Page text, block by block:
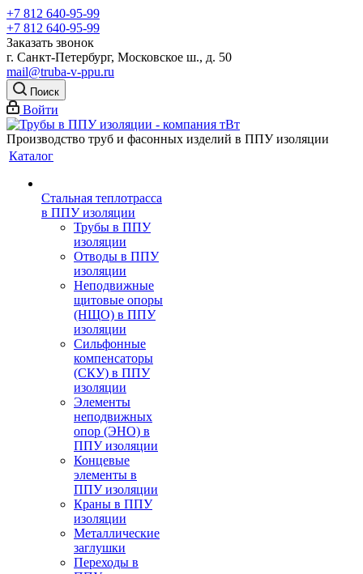
+7 812 640-95-99
+7 812 640-95-99
Заказать звонок
г. Санкт-Петербург, Московское ш., д. 50
mail@truba-v-ppu.ru
Поиск
Войти
Производство труб и фасонных изделий в ППУ изоляции
Каталог
Стальная теплотрасса
в ППУ изоляции
Трубы в ППУ
изоляции
Отводы в ППУ
изоляции
Неподвижные
щитовые опоры
(НЩО) в ППУ
изоляции
Cильфонные
компенсаторы
(СКУ) в ППУ
изоляции
Элементы
неподвижных
опор (ЭНО) в
ППУ изоляции
Концевые
элементы в
ППУ изоляции
Краны в ППУ
изоляции
Металлические
заглушки
Переходы в